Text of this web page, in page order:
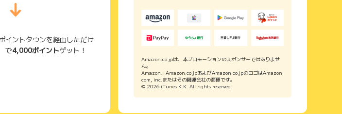
イントタウンを経由しただけ
で4,000ポイントゲット！
Amazon.co.jpは、本プロモーションのスポンサーではありませ
ん。
Amazon、Amazon.co.jpおよびAmazon.co.jpのロゴはAmazon.
com, inc.またはその関連会社の商標です。
© 2026 iTunes K.K. All rights reserved.